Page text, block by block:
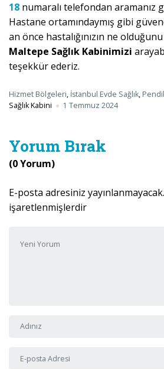
18 numaralı telefondan aramanız
Hastane ortamındaymış gibi
an önce hastalığınızın ne
Maltepe Sağlık Kabinimizi
teşekkür ederiz.
Hizmet Bölgeleri, İstanbul Evde Sağlık,
Sağlık Kabini
1 Temmuz 2024
Yorum Bırak
(0 Yorum)
E-posta adresiniz yayınlanmayacak.
işaretlenmişlerdir
Adı ve Soyadı
E-posta Adresi